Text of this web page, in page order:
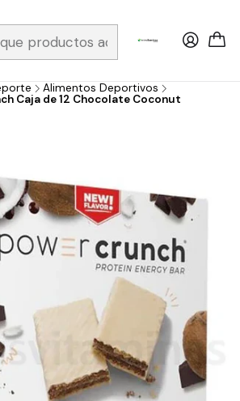
Fijo 6019251796 / Envios a todo el país y
Alimentos Deportivos
Caja de 12 Chocolate Coconut